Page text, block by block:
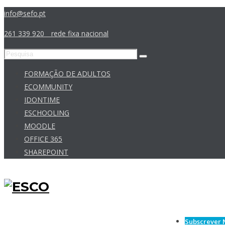
info@sefo.pt
261 339 920 _ rede fixa nacional
FORMAÇÃO DE ADULTOS
ECOMMUNITY
IDONTIME
ESCHOOLING
MOODLE
OFFICE 365
SHAREPOINT
Subscrever